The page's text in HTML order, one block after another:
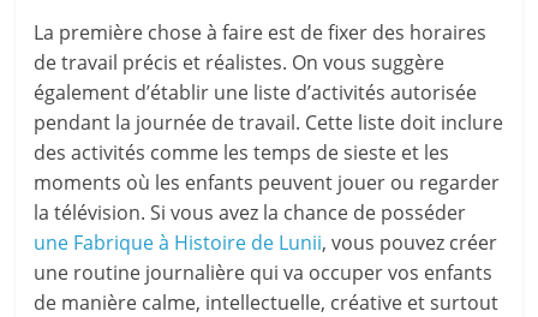
La première chose à faire est de fixer des horaires
de travail précis et réalistes. On vous suggère
également d’établir une liste d’activités autorisée
pendant la journée de travail. Cette liste doit inclure
des activités comme les temps de sieste et les
moments où les enfants peuvent jouer ou regarder
la télévision. Si vous avez la chance de posséder
une Fabrique à Histoire de Lunii, vous pouvez créer
une routine journalière qui va occuper vos enfants
de manière calme, intellectuelle, créative et surtout